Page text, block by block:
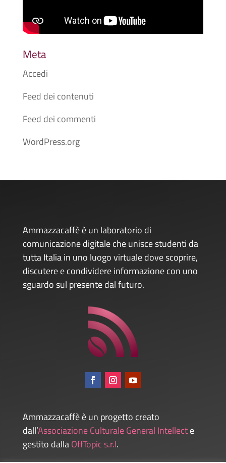
Meta
Accedi
Feed dei contenuti
Feed dei commenti
WordPress.org
Ammazzacaffè è un laboratorio di
comunicazione digitale che unisce studenti da
tutta Italia in uno luogo virtuale dove scoprire,
discutere e condividere informazione con uno
sguardo sul presente dal futuro.
Ammazzacaffè è un progetto creato
dall’Associazione Culturale General Intellecte
gestito dallaOffTopic s.r.l.